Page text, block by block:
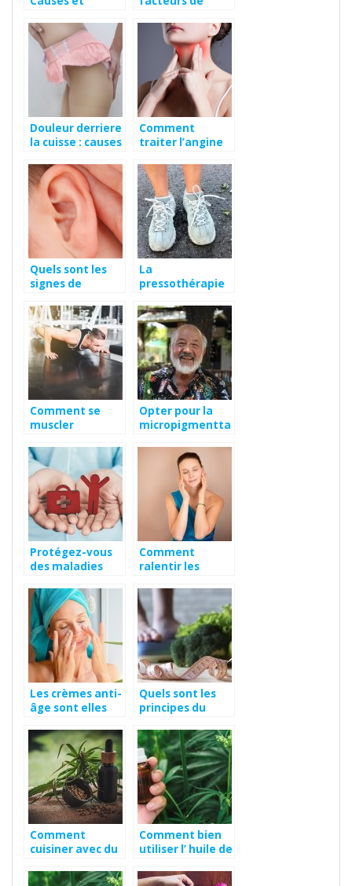
discopathie
cervicale ?
Douleur derriere
la cuisse : causes
Comment
traiter l’angine
et rapide ?
Quels sont les
signes de
l’oreille ?
La
pressothérapie
être
Comment se
muscler
Opter pour la
micropigmentta
vos cheveux
clairsemés!
Protégez-vous
des maladies
par les rongeurs
Comment
ralentir les
sur son visage?
Les crèmes anti-
âge sont elles
efficaces ?
Quels sont les
principes du
Comment
cuisiner avec du
maison ?
Comment bien
utiliser l’ huile de